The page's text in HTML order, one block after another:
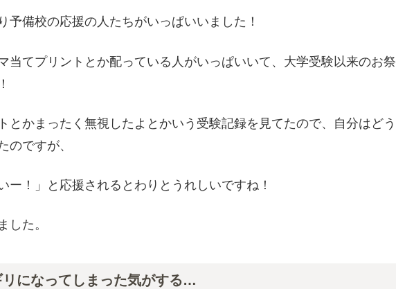
予備校の応援の人たちがいっぱいいました！
当てプリントとか配っている人がいっぱいいて、大学受験以来のお祭
とかまったく無視したよとかいう受験記録を見てたので、自分はどう
のですが、
ー！」と応援されるとわりとうれしいですね！
した。
リになってしまった気がする…